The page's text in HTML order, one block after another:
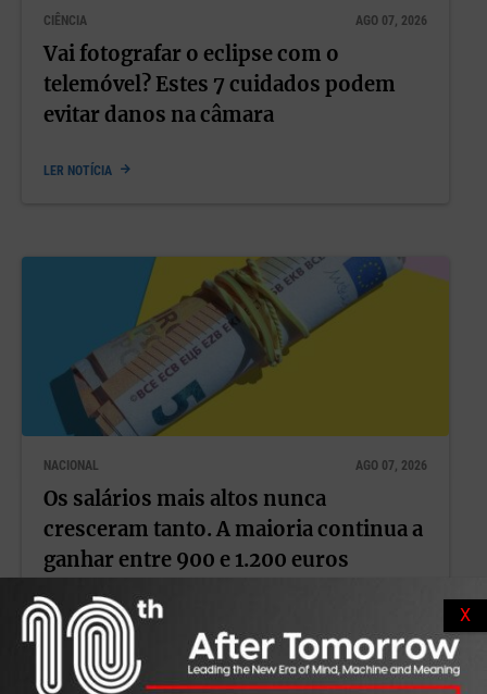
CIÊNCIA AGO 07, 2026
Vai fotografar o eclipse com o
telemóvel? Estes 7 cuidados podem
evitar danos na câmara
LER NOTÍCIA
NACIONAL AGO 07, 2026
Os salários mais altos nunca
cresceram tanto. A maioria continua a
ganhar entre 900 e 1.200 euros
LER NOTÍCIA X